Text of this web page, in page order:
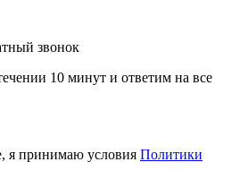
звонок
10 минут и ответим на все
я принимаю условия Политики